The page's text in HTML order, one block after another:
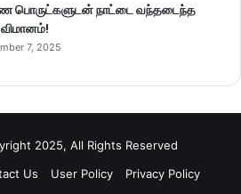
பொருட்களுடன் நாட்டை வந்தடைந்த
விமானம்!
7, 2025
2025, All Rights Reserved
Us User Policy Privacy Policy